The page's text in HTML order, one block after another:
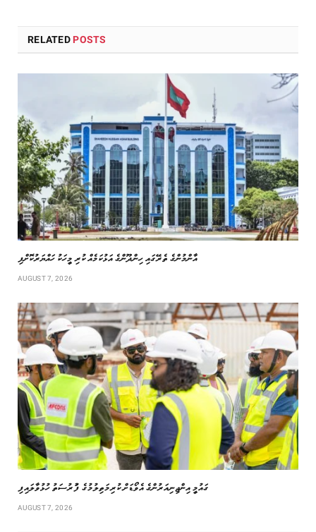
RELATED POSTS
އާންމުންގެ ތެރޭގައި ހިންދޫންގެ އަޅުކަމެއް ކުރި މީހަކު ހައްޔަރުކޮށްފި
AUGUST 7, 2026
ގައުމީ އިންޖިނިއަރުންގެ އެވޯޑަށް ކުރިމަތިލުމުގެ ފުުރުސަތު ހުޅުވާލައިފި
AUGUST 7, 2026